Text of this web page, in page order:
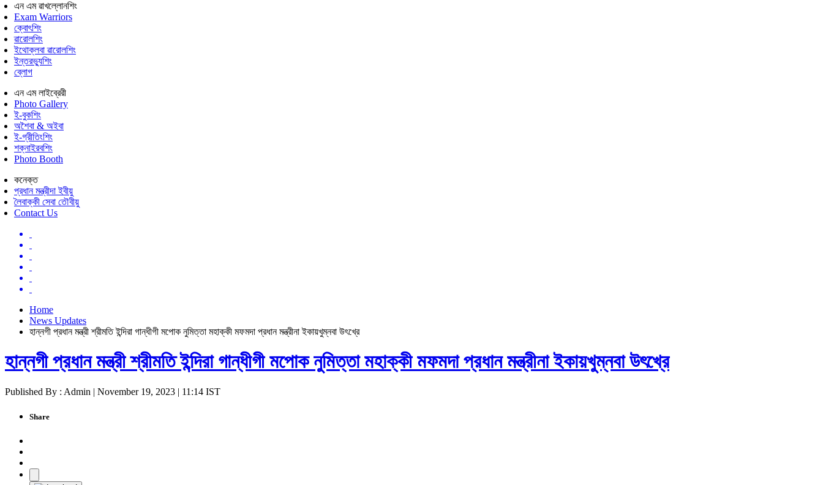
এন এম ৱাখল্লোনশিং
Exam Warriors
ক্বোৎশিং
ৱারোলশিং
ইথোক্লবা ৱারোলশিং
ইন্তরভ্যুশিং
ব্লোগ
এন এম লাইব্রেরী
Photo Gallery
ই-বুকশিং
অশৈবা & অইবা
ই-গ্রীতিংশিং
শক্নাইরবশিং
Photo Booth
কনেক্ত
প্রধান মন্ত্রীদা ইবীয়ু
লৈবাক্কী সেবা তৌবীয়ু
Contact Us
Home
News Updates
হান্নগী প্রধান মন্ত্রী শ্রীমতি ইন্দিরা গান্ধীগী মপোক নুমিত্তা মহাক্কী মফমদা প্রধান মন্ত্রীনা ইকায়খুম্নবা উৎখ্রে
হান্নগী প্রধান মন্ত্রী শ্রীমতি ইন্দিরা গান্ধীগী মপোক নুমিত্তা মহাক্কী মফমদা প্রধান মন্ত্রীনা ইকায়খুম্নবা উৎখ্রে
Published By : Admin | November 19, 2023 | 11:14 IST
Share